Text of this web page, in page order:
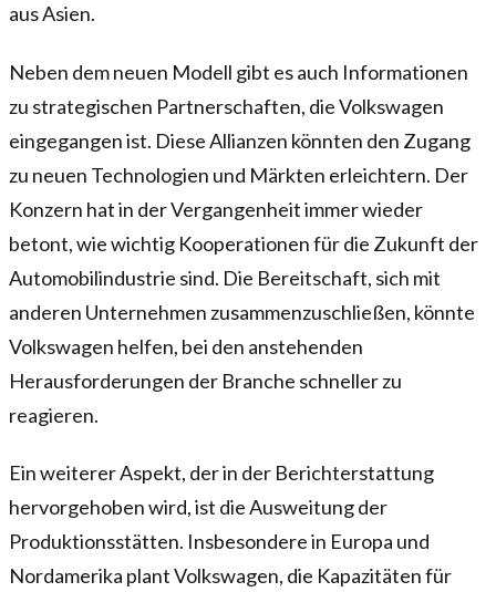
aus Asien.
Neben dem neuen Modell gibt es auch Informationen
zu strategischen Partnerschaften, die Volkswagen
eingegangen ist. Diese Allianzen könnten den Zugang
zu neuen Technologien und Märkten erleichtern. Der
Konzern hat in der Vergangenheit immer wieder
betont, wie wichtig Kooperationen für die Zukunft der
Automobilindustrie sind. Die Bereitschaft, sich mit
anderen Unternehmen zusammenzuschließen, könnte
Volkswagen helfen, bei den anstehenden
Herausforderungen der Branche schneller zu
reagieren.
Ein weiterer Aspekt, der in der Berichterstattung
hervorgehoben wird, ist die Ausweitung der
Produktionsstätten. Insbesondere in Europa und
Nordamerika plant Volkswagen, die Kapazitäten für